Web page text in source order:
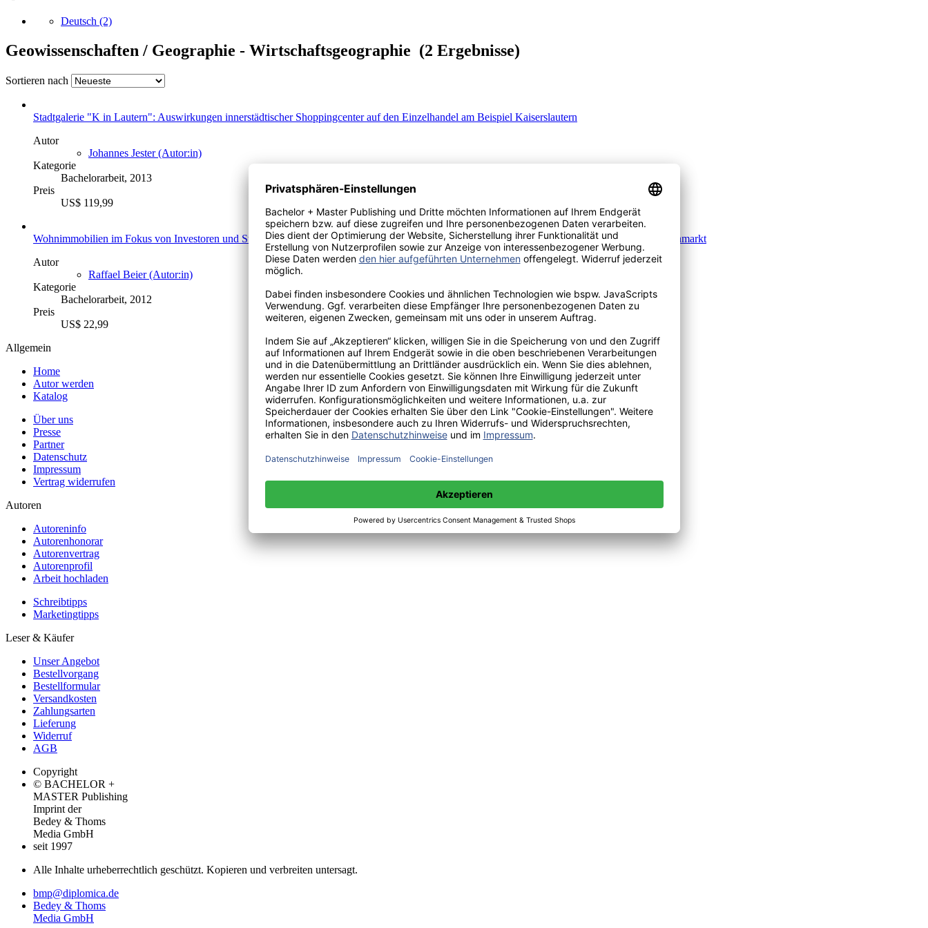
Deutsch (2)
Geowissenschaften / Geographie - Wirtschaftsgeographie (2 Ergebnisse)
Sortieren nach
Stadtgalerie "K in Lautern": Auswirkungen innerstädtischer Shoppingcenter auf den Einzelhandel am Beispiel Kaiserslautern
Autor
Johannes Jester (Autor:in)
Kategorie
Bachelorarbeit, 2013
Preis
US$ 119,99
Wohnimmobilien im Fokus von Investoren und Stadtplanern: Auswirkungen der Finanz- und Wirtschaftskrise auf den Düsseldorfer Wohnimmobilienmarkt
Autor
Raffael Beier (Autor:in)
Kategorie
Bachelorarbeit, 2012
Preis
US$ 22,99
Allgemein
Home
Autor werden
Katalog
Über uns
Presse
Partner
Datenschutz
Impressum
Vertrag widerrufen
Autoren
Autoreninfo
Autorenhonorar
Autorenvertrag
Autorenprofil
Arbeit hochladen
Schreibtipps
Marketingtipps
Leser & Käufer
Unser Angebot
Bestellvorgang
Bestellformular
Versandkosten
Zahlungsarten
Lieferung
Widerruf
AGB
Copyright
© BACHELOR +
MASTER Publishing
Imprint der
Bedey & Thoms
Media GmbH
seit 1997
Alle Inhalte urheberrechtlich geschützt. Kopieren und verbreiten untersagt.
bmp@diplomica.de
Bedey & Thoms
Media GmbH